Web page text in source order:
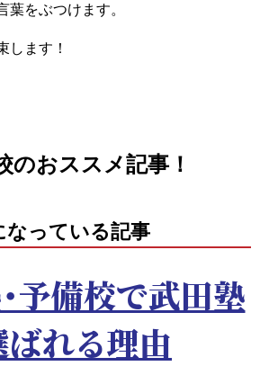
葉をぶつけます。
します！
のおススメ記事！
なっている記事
予備校で武田塾
ばれる理由